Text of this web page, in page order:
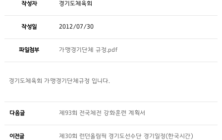
작성자 경기도체육회
작성일 2012/07/30
파일첨부 가맹경기단체 규정.pdf
경기도체육회 가맹경기단체규정 입니다.
다음글 제93회 전국체전 강화훈련 계획서
이전글 제30회 런던올림픽 경기도선수단 경기일정(한국시간)